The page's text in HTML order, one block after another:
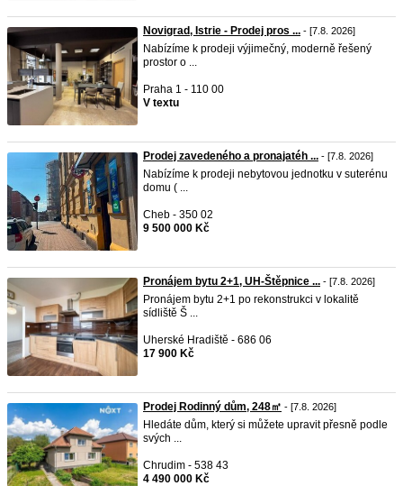
Novigrad, Istrie - Prodej pros ... - [7.8. 2026]
Nabízíme k prodeji výjimečný, moderně řešený
prostor o ...
Praha 1 - 110 00
V textu
Prodej zavedeného a pronajatéh ... - [7.8. 2026]
Nabízíme k prodeji nebytovou jednotku v suterénu
domu ( ...
Cheb - 350 02
9 500 000 Kč
Pronájem bytu 2+1, UH-Štěpnice ... - [7.8. 2026]
Pronájem bytu 2+1 po rekonstrukci v lokalitě
sídliště Š ...
Uherské Hradiště - 686 06
17 900 Kč
Prodej Rodinný dům, 248㎡ - [7.8. 2026]
Hledáte dům, který si můžete upravit přesně podle
svých ...
Chrudim - 538 43
4 490 000 Kč